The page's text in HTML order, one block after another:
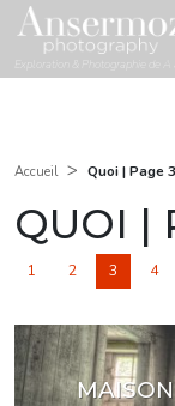
Exploration & Photographie de A à
Accueil > Quoi | Page 3
QUOI |
1 2 3 4